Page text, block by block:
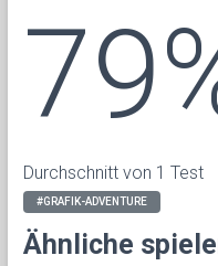
Durchschnitt von 1 Test
#GRAFIK-ADVENTURE
Ähnliche